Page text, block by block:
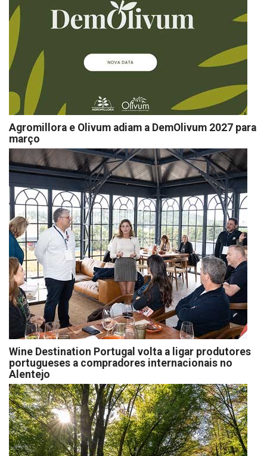
Agromillora e Olivum adiam a DemOlivum 2027 para
março
Wine Destination Portugal volta a ligar produtores
portugueses a compradores internacionais no
Alentejo